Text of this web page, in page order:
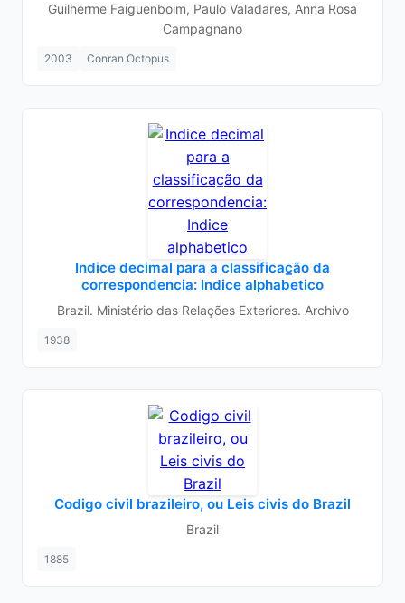
Guilherme Faiguenboim, Paulo Valadares, Anna Rosa
Campagnano
2003 Conran Octopus
Indice decimal para a classificac̲ão da
correspondencia: Indice alphabetico
Brazil. Ministério das Relações Exteriores. Archivo
1938
Codigo civil brazileiro, ou Leis civis do Brazil
Brazil
1885